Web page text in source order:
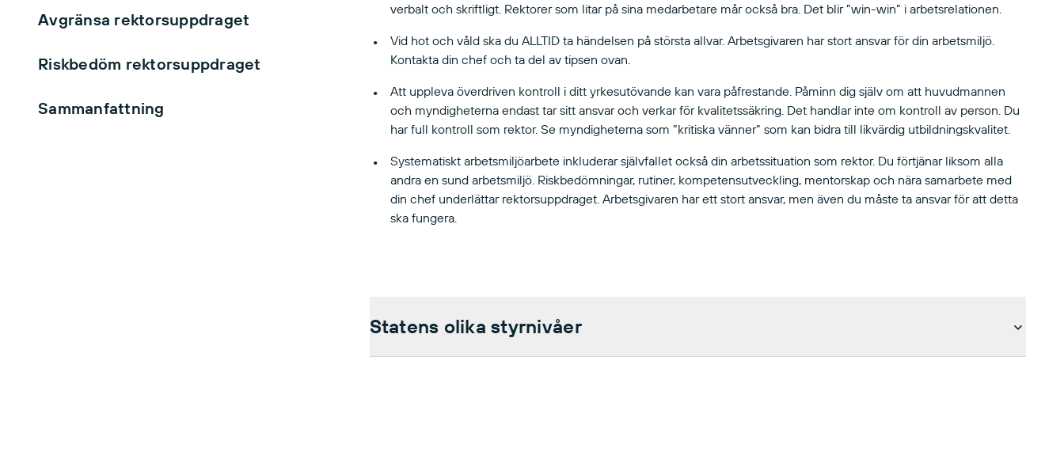
Avgränsa rektorsuppdraget
Riskbedöm rektorsuppdraget
Sammanfattning
verbalt och skriftligt. Rektorer som litar på sina medarbetare mår också bra. Det blir ”win-win” i arbetsrelationen.
Vid hot och våld ska du ALLTID ta händelsen på största allvar. Arbetsgivaren har stort ansvar för din arbetsmiljö.
Kontakta din chef och ta del av tipsen ovan.
Att uppleva överdriven kontroll i ditt yrkesutövande kan vara påfrestande. Påminn dig själv om att huvudmannen
och myndigheterna endast tar sitt ansvar och verkar för kvalitetssäkring. Det handlar inte om kontroll av person. Du
har full kontroll som rektor. Se myndigheterna som ”kritiska vänner” som kan bidra till likvärdig utbildningskvalitet.
Systematiskt arbetsmiljöarbete inkluderar självfallet också din arbetssituation som rektor. Du förtjänar liksom alla
andra en sund arbetsmiljö. Riskbedömningar, rutiner, kompetensutveckling, mentorskap och nära samarbete med
din chef underlättar rektorsuppdraget. Arbetsgivaren har ett stort ansvar, men även du måste ta ansvar för att detta
ska fungera.
Statens olika styrnivåer